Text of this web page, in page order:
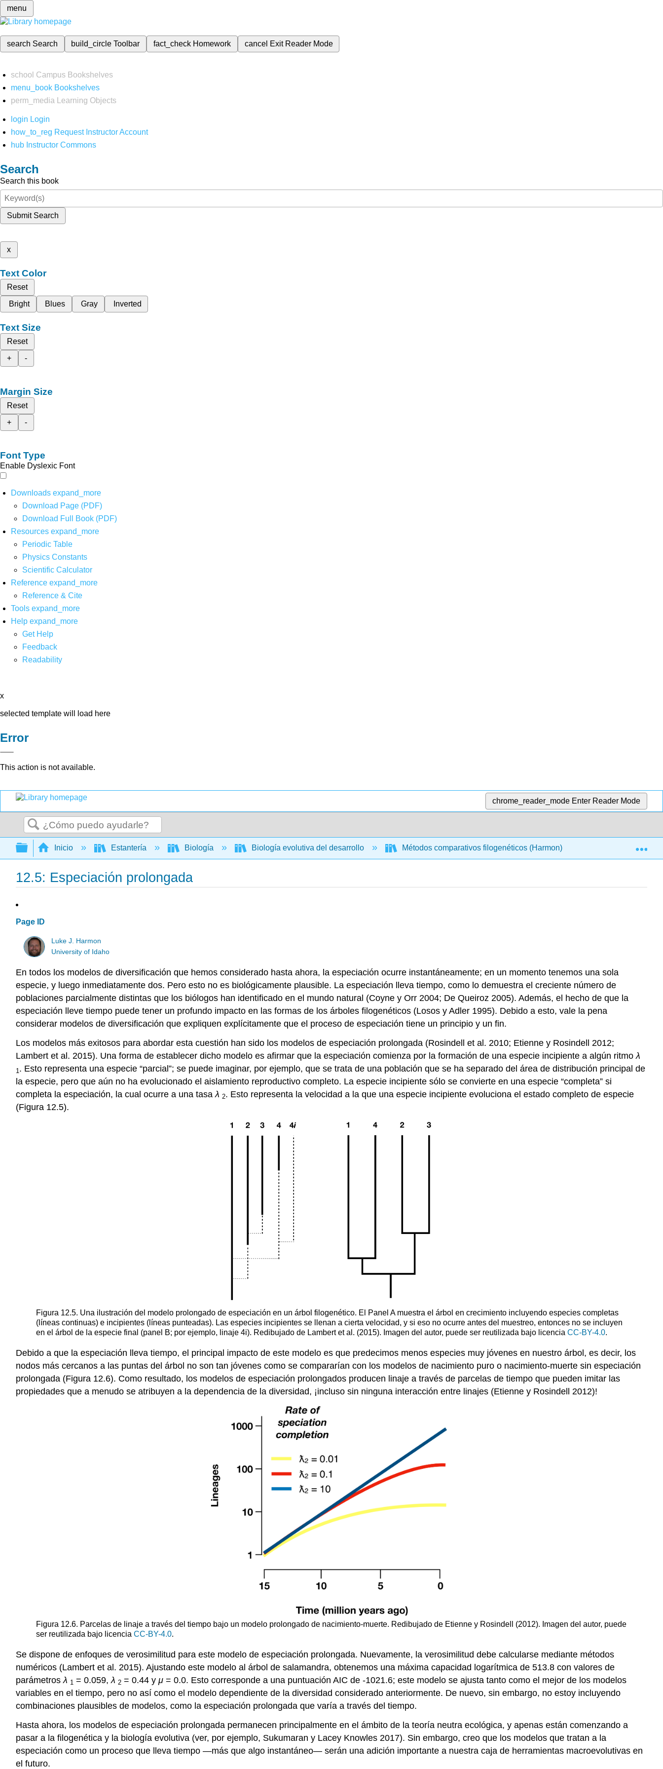
menu
search Search build_circleToolbar fact_check Homework cancel Exit Reader Mode
school Campus Bookshelves
menu_book Bookshelves
perm_media
Learning Objects
login Login
how_to_reg Request Instructor Account
hub Instructor Commons
Search
Search this book
Submit Search
x
Text Color
Reset
Bright
Blues Gray Inverted
Text Size
Reset
+
-
Margin Size
Reset
+
-
Font Type
Enable Dyslexic Font
Downloads expand_more
Download Page (PDF)
Download Full Book (PDF)
Resources expand_more
Periodic Table
Physics Constants
Scientific Calculator
Reference expand_more
Reference & Cite
Tools expand_more
Help expand_more
Get Help
Feedback
Readability
x
selected template will load here
Error
This action is not available.
chrome_reader_mode Enter Reader Mode
Buscar
Expandir/contraer jerarquía global
Inicio Estantería Biología Biología evolutiva del desarrollo Métodos comparativos filogenéticos (Harmon) 12: Más allá de
12.5: Especiación prolongada
Page ID
Luke J. Harmon
University of Idaho
En todos los modelos de diversificación que hemos considerado hasta ahora, la especiación ocurre instantáneamente; en un momento tenemos una sola
especie, y luego inmediatamente dos. Pero esto no es biológicamente plausible. La especiación lleva tiempo, como lo demuestra el creciente número de
poblaciones parcialmente distintas que los biólogos han identificado en el mundo natural (Coyne y Orr 2004; De Queiroz 2005). Además, el hecho de que la
especiación lleve tiempo puede tener un profundo impacto en las formas de los árboles filogenéticos (Losos y Adler 1995). Debido a esto, vale la pena
considerar modelos de diversificación que expliquen explícitamente que el proceso de especiación tiene un principio y un fin.
Los modelos más exitosos para abordar esta cuestión han sido los modelos de especiación prolongada (Rosindell et al. 2010; Etienne y Rosindell 2012;
Lambert et al. 2015). Una forma de establecer dicho modelo es afirmar que la especiación comienza por la formación de una especie incipiente a algún ritmoλ
1. Esto representa una especie “parcial”; se puede imaginar, por ejemplo, que se trata de una población que se ha separado del área de distribución principal de
la especie, pero que aún no ha evolucionado el aislamiento reproductivo completo. La especie incipiente sólo se convierte en una especie “completa” si
completa la especiación, la cual ocurre a una tasaλ 2. Esto representa la velocidad a la que una especie incipiente evoluciona el estado completo de especie
(Figura 12.5).
Figura 12.5. Una ilustración del modelo prolongado de especiación en un árbol filogenético. El Panel A muestra el árbol en crecimiento incluyendo especies completas
(líneas continuas) e incipientes (líneas punteadas). Las especies incipientes se llenan a cierta velocidad, y si eso no ocurre antes del muestreo, entonces no se incluyen
en el árbol de la especie final (panel B; por ejemplo, linaje 4i). Redibujado de Lambert et al. (2015). Imagen del autor, puede ser reutilizada bajo licenciaCC-BY-4.0.
Debido a que la especiación lleva tiempo, el principal impacto de este modelo es que predecimos menos especies muy jóvenes en nuestro árbol, es decir, los
nodos más cercanos a las puntas del árbol no son tan jóvenes como se compararían con los modelos de nacimiento puro o nacimiento-muerte sin especiación
prolongada (Figura 12.6). Como resultado, los modelos de especiación prolongados producen linaje a través de parcelas de tiempo que pueden imitar las
propiedades que a menudo se atribuyen a la dependencia de la diversidad, ¡incluso sin ninguna interacción entre linajes (Etienne y Rosindell 2012)!
Figura 12.6. Parcelas de linaje a través del tiempo bajo un modelo prolongado de nacimiento-muerte. Redibujado de Etienne y Rosindell (2012). Imagen del autor, puede
ser reutilizada bajo licenciaCC-BY-4.0.
Se dispone de enfoques de verosimilitud para este modelo de especiación prolongada. Nuevamente, la verosimilitud debe calcularse mediante métodos
numéricos (Lambert et al. 2015). Ajustando este modelo al árbol de salamandra, obtenemos una máxima capacidad logarítmica de 513.8 con valores de
parámetros λ 1 = 0.059, λ 2 = 0.44 y μ = 0.0. Esto corresponde a una puntuación AIC de -1021.6; este modelo se ajusta tanto como el mejor de los modelos
variables en el tiempo, pero no así como el modelo dependiente de la diversidad considerado anteriormente. De nuevo, sin embargo, no estoy incluyendo
combinaciones plausibles de modelos, como la especiación prolongada que varía a través del tiempo.
Hasta ahora, los modelos de especiación prolongada permanecen principalmente en el ámbito de la teoría neutra ecológica, y apenas están comenzando a
pasar a la filogenética y la biología evolutiva (ver, por ejemplo, Sukumaran y Lacey Knowles 2017). Sin embargo, creo que los modelos que tratan a la
especiación como un proceso que lleva tiempo —más que algo instantáneo— serán una adición importante a nuestra caja de herramientas macroevolutivas en
el futuro.